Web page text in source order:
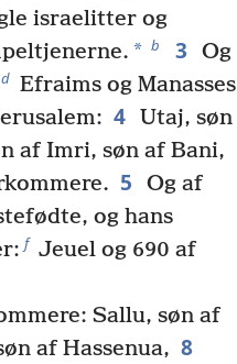
israelitter og
* b 3
Og
d Efraims og Manasses
4 Utaj, søn
af Imri, søn af Bani,
5
Og af
og hans
f Jeuel og 690 af
Sallu, søn af
af Hassenua, 8